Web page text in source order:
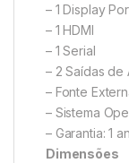
– 1 Display
– 1 HDMI
– 1 Serial
– 2 Saídas de
– Fonte
– Sistema
– Garantia: 1
Dimensões